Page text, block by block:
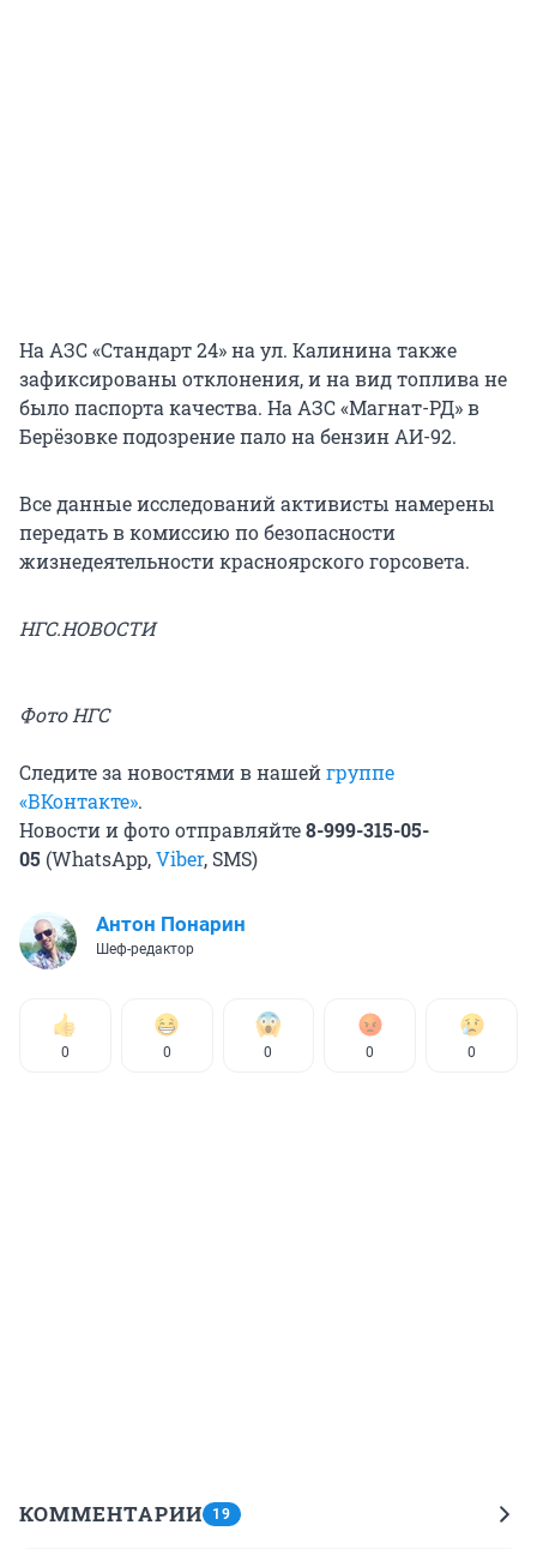
На АЗС «Стандарт 24» на ул. Калинина также
зафиксированы отклонения, и на вид топлива не
было паспорта качества. На АЗС «Магнат-РД» в
Берёзовке подозрение пало на бензин АИ-92.
Все данные исследований активисты намерены
передать в комиссию по безопасности
жизнедеятельности красноярского горсовета.
НГС.НОВОСТИ
Фото НГС
Следите за новостями в нашейгруппе
«ВКонтакте».
Новости и фото отправляйте8-999-315-05-
05 (WhatsApp,Viber, SMS)
Антон Понарин
Шеф-редактор
0 0 0 0 0
КОММЕНТАРИИ 19